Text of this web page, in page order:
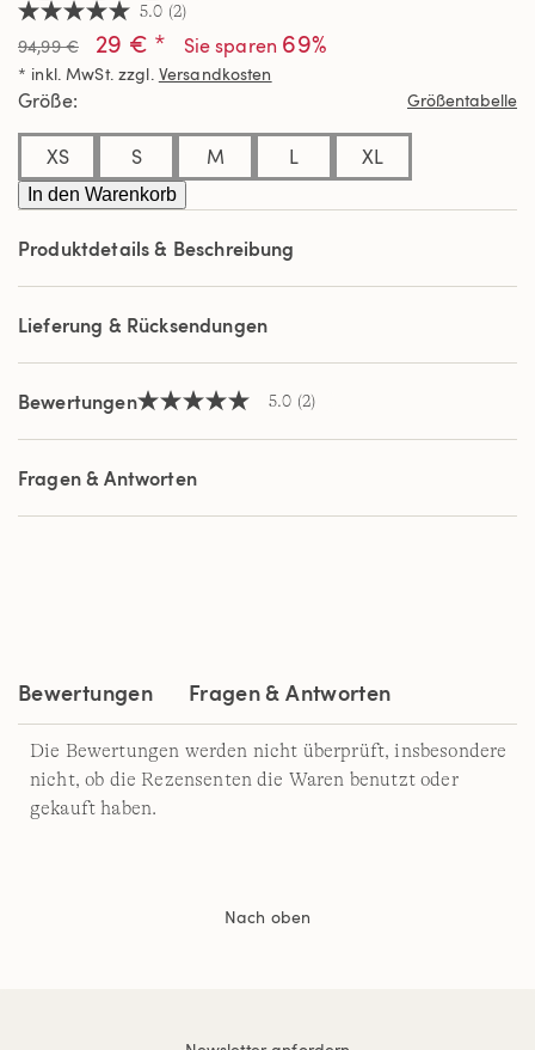
5.0
von
5
Sternen,
Durchschnittswert
Bewertung.
Read
2
Reviews.
Link
derselben
5.0 (2)
94,99 € 29 € * Sie sparen 69%
* inkl. MwSt. zzgl. Versandkosten
Größe Größentabelle
XS S M L XL
In den Warenkorb
Produktdetails & Beschreibung
Lieferung & Rücksendungen
Bewertungen5.0
5
Sternen,
Durchschnittswert
Bewertung.
5.0 (2)
Fragen & Antworten
Bewertungen Fragen & Antworten
Die Bewertungen werden nicht überprüft, insbesondere
nicht, ob die Rezensenten die Waren benutzt oder
gekauft haben.
Nach oben